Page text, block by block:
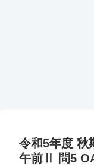
令和5年度 秋
午前Ⅱ 問5